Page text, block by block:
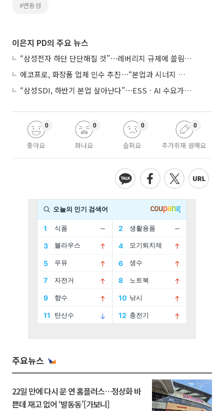
#변동성
이은지 PD의 주요 뉴스
“삼성전자 하단 단단해질 것”⋯레버리지 규제에 쏠림 완화
에코프로, 화장품 업체 인수 추진⋯“본업과 시너지 부족”
“삼성SDI, 하반기 본업 살아난다”⋯ESSㆍAI 수요가 견인
좋아요
0
화나요
0
슬퍼요
0
추가취재 원해요
0
주요뉴스
22일 만에 다시 문 연 홈플러스…정상화 바
쁜데 재고 없어 ‘발동동’[가보니]